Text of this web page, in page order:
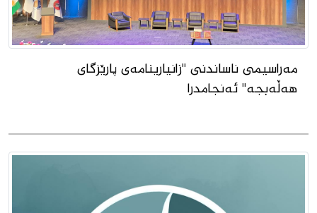
مەراسیمی ناساندنی "زانیارینامەى پارێزگاى
هەڵەبجە" ئەنجامدرا